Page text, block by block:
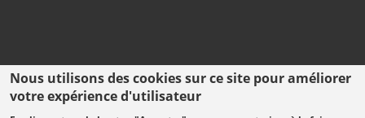
Nous utilisons des cookies sur ce site pour améliorer
votre expérience d'utilisateur